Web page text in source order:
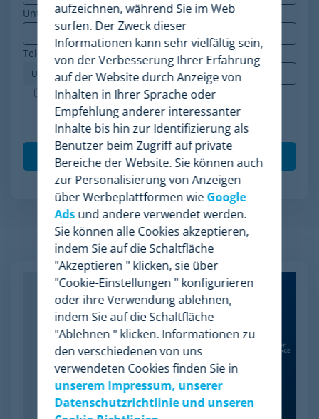
Unternehmen*
Telefon
Minderest ist ein nach ISO-27001 zertifiziertes
Unternehmen. Ich akzeptiere die Verarbeitung
meiner Daten gemäß derDatenschutzrichtlinie
Verwandte Artikel
aufzeichnen, während Sie im Web
surfen. Der Zweck dieser
Informationen kann sehr vielfältig sein,
von der Verbesserung Ihrer Erfahrung
auf der Website durch Anzeige von
Inhalten in Ihrer Sprache oder
Empfehlung anderer interessanter
Inhalte bis hin zur Identifizierung als
Benutzer beim Zugriff auf private
Bereiche der Website. Sie können auch
zur Personalisierung von Anzeigen
über Werbeplattformen wie Google
Adsund andere verwendet werden.
Sie können alle Cookies akzeptieren,
indem Sie auf die Schaltfläche
"Akzeptieren " klicken, sie über
"Cookie-Einstellungen " konfigurieren
oder ihre Verwendung ablehnen,
indem Sie auf die Schaltfläche
"Ablehnen " klicken. Informationen zu
den verschiedenen von uns
verwendeten Cookies finden Sie in
unserem Impressum, unserer
Datenschutzrichtlinie und unseren